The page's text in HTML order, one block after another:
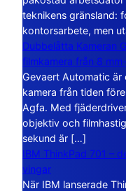
teknikens gränsland:
kontorsarbete, men
Dubbelåtta Kameran
filmkamera från 8
Gevaert Automatic
kamera från tiden
Agfa. Med
objektiv och
sekund är […]
IBM ThinkPad 701 –
vingar
När IBM lanserade